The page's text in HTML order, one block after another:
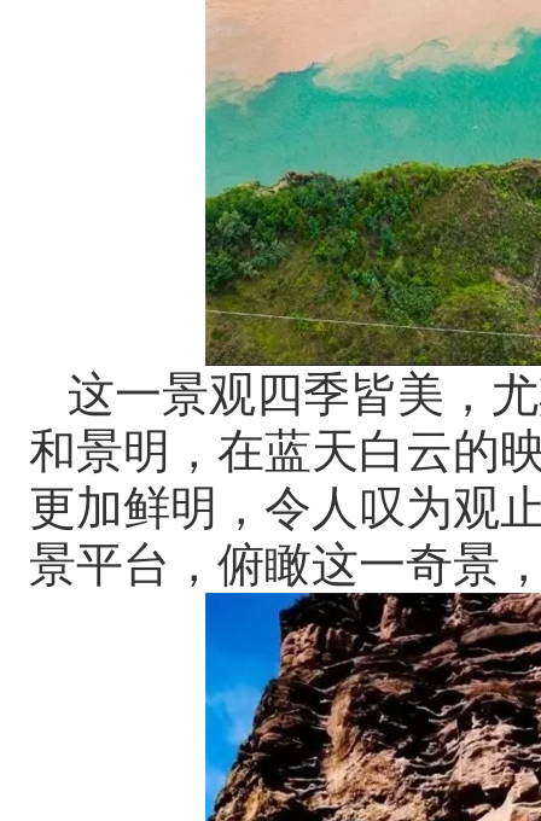
这一景观四季皆美，
和景明，在蓝天白云的
更加鲜明，令人叹为观
景平台，俯瞰这一奇景